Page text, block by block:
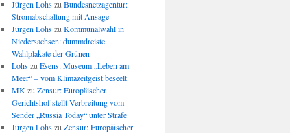
Jürgen Lohszu Bundesnetzagentur:
Stromabschaltung mit Ansage
Jürgen Lohszu Kommunalwahl in
Niedersachsen: dummdreiste
Wahlplakate der Grünen
Lohszu Esens: Museum „Leben am
Meer“ – vom Klimazeitgeist beseelt
MK zu Zensur: Europäischer
Gerichtshof stellt Verbreitung vom
Sender „Russia Today“ unter Strafe
Jürgen Lohszu Zensur: Europäischer